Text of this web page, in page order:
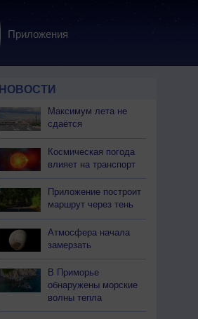
Приложения
НОВОСТИ
Максимум лета не
сдаётся
Космическая погода
влияет на транспорт
Приложение построит
маршрут через тень
Атмосфера начала
замерзать
В Приморье
обнаружены морские
волны тепла